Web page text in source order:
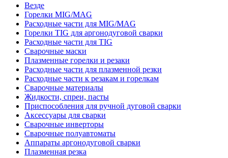
Везде
Горелки MIG/MAG
Расходные части для MIG/MAG
Горелки TIG для аргонодуговой сварки
Расходные части для TIG
Сварочные маски
Плазменные горелки и резаки
Расходные части для плазменной резки
Расходные части к резакам и горелкам
Сварочные материалы
Жидкости, спреи, пасты
Приспособления для ручной дуговой сварки
Аксессуары для сварки
Сварочные инверторы
Сварочные полуавтоматы
Аппараты аргонодуговой сварки
Плазменная резка